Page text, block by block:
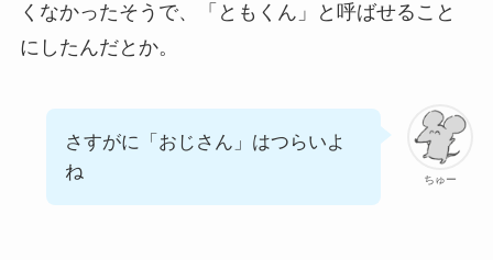
くなかったそうで、「ともくん」と呼ばせること
にしたんだとか。
ちゅー
さすがに「おじさん」はつらいよ
ね